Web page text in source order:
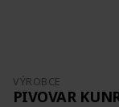
VÝROBCE
PIVOVAR